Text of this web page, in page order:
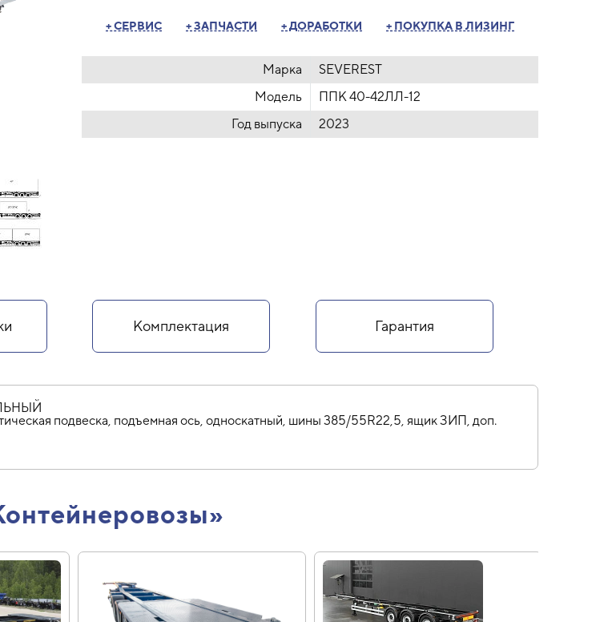
+ СЕРВИС + ЗАПЧАСТИ + ДОРАБОТКИ + ПОКУПКА В ЛИЗИНГ
Марка
SEVEREST
Модель
ППК 40-42ЛЛ-12
Год выпуска
2023
Комплектация Гарантия
подвеска, подъемная ось, односкатный, шины 385/55R22,5, ящик ЗИП, доп.